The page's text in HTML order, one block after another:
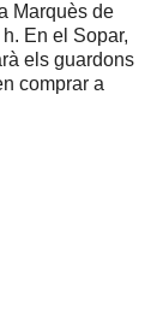
Marquès de
En el Sopar,
els guardons
comprar a